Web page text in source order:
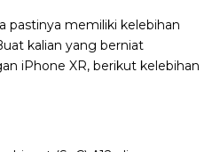
pastinya memiliki kelebihan
kalian yang berniat
iPhone XR, berikut kelebihan